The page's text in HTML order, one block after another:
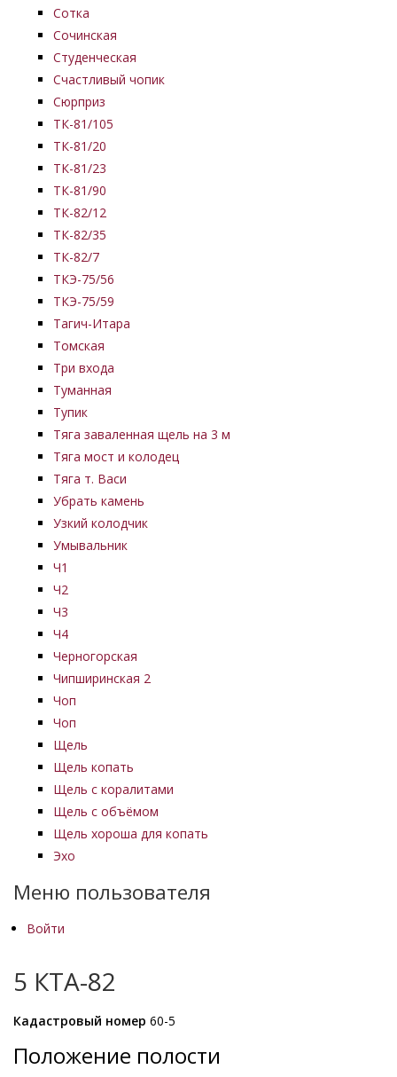
Сотка
Сочинская
Студенческая
Счастливый чопик
Сюрприз
ТК-81/105
ТК-81/20
ТК-81/23
ТК-81/90
ТК-82/12
ТК-82/35
ТК-82/7
ТКЭ-75/56
ТКЭ-75/59
Тагич-Итара
Томская
Три входа
Туманная
Тупик
Тяга заваленная щель на 3 м
Тяга мост и колодец
Тяга т. Васи
Убрать камень
Узкий колодчик
Умывальник
Ч1
Ч2
Ч3
Ч4
Черногорская
Чипширинская 2
Чоп
Чоп
Щель
Щель копать
Щель с коралитами
Щель с объёмом
Щель хороша для копать
Эхо
Меню пользователя
Войти
5 КТА-82
Кадастровый номер 60-5
Положение полости